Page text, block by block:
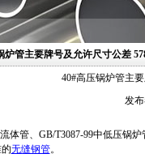
炉管主要牌号及允许尺寸公差
40#高压锅炉管主
发
管、GB/T3087-99中低压锅
无缝钢管。